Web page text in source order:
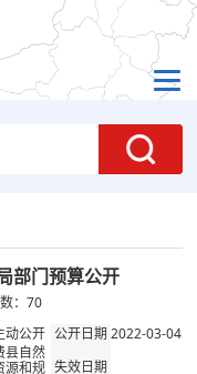
部门预算公开
： 70
动公开 公开日期2022-03-04
县自然
源和规 失效日期